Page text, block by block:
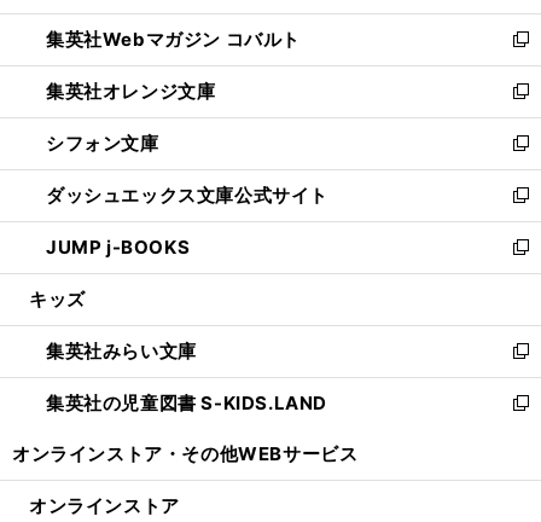
開
く
ウ
で
開
く
ン
ド
ウ
で
開
く
ウ
ィ
ン
ド
ウ
で
開
く
集英社Webマガジン コバルト
新
し
い
ウ
ィ
ン
ド
ウ
で
開
集英社オレンジ文庫
新
し
い
ウ
ィ
ン
ド
ウ
開
く
シフォン文庫
新
し
い
ウ
ィ
ン
ウ
で
開
く
ダッシュエックス文庫公式サイト
新
し
い
ウ
ン
ド
ウ
で
JUMP j-BOOKS
新
し
ウ
ィ
ン
ド
開
キッズ
集英社みらい文庫
新
し
い
ン
集英社の児童図書 S-KIDS.LAND
新
ウ
オンラインストア・ その他WEBサービス
オンラインストア